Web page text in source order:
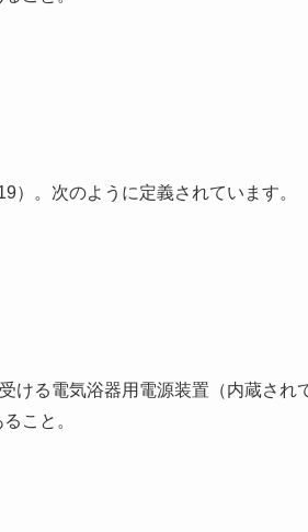
）。次のように定義されています。
る電気浴器用電源装置（内蔵され
こと。